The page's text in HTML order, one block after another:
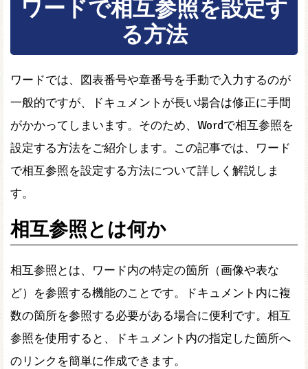
ワードで相互参照を設定す
る方法
ワードでは、図表番号や章番号を手動で入力するのが
一般的ですが、ドキュメントが長い場合は修正に手間
がかかってしまいます。そのため、Wordで相互参照を
設定する方法をご紹介します。この記事では、ワード
で相互参照を設定する方法について詳しく解説しま
す。
相互参照とは何か
相互参照とは、ワード内の特定の箇所（画像や表な
ど）を参照する機能のことです。ドキュメント内に複
数の箇所を参照する必要がある場合に便利です。相互
参照を使用すると、ドキュメント内の指定した箇所へ
のリンクを簡単に作成できます。